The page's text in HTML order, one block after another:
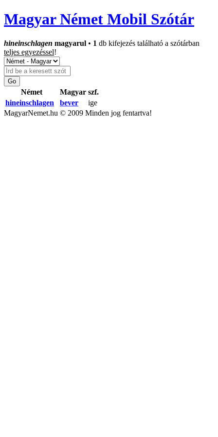
Magyar Német Mobil Szótár
hineinschlagen magyarul • 1 db kifejezés található a szótárban
teljes egyezéssel!
Német Magyar szf.
hineinschlagen
bever
ige
MagyarNemet.hu © 2009 Minden jog fentartva!